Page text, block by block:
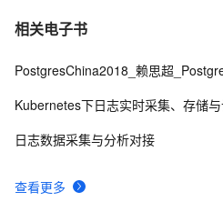
相关电子书
查看更多
Kubernetes下日志实时采集、存储
日志数据采集与分析对接